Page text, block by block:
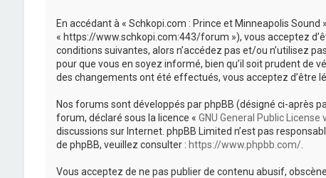
En accédant à « Schkopi.com : Prince et Minneapolis Sound
« https://www.schkopi.com:443/forum »), vous acceptez
conditions suivantes, alors n’accédez pas et/ou n’utilisez
pour que vous en soyez informé, bien qu’il soit prudent de
des changements ont été effectués, vous acceptez d’être
Nos forums sont développés par phpBB (désigné ci-après
forum, déclaré sous la licence « GNU General Public License
discussions sur Internet. phpBB Limited n’est pas
de phpBB, veuillez consulter : https://www.phpbb.com/.
Vous acceptez de ne pas publier de contenu abusif,